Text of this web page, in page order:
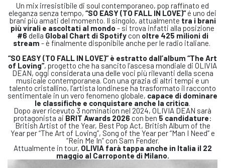
Un mix irresistibile di soul contemporaneo, pop raffinato ed
eleganza senza tempo, “SO EASY (TO FALL IN LOVE)”é uno dei
brani più amati del momento. Il singolo, attualmente tra i brani
più virali e ascoltati al mondo - si trova infatti alla posizione
#6 della Global Chart di Spotifycon oltre 425 milioni di
stream - è finalmente disponibile anche per le radio italiane.
“SO EASY (TO FALL IN LOVE)” è estratto dall’album “The Art
of Loving”, progetto che ha sancito l’ascesa mondiale di OLIVIA
DEAN, oggi considerata una delle voci più rilevanti della scena
musicale contemporanea. Con una grazia di altri tempi e un
talento cristallino, l’artista londinese ha trasformato il racconto
sentimentale in un vero fenomeno globale, capace di dominare
le classifiche e conquistare anche la critica
Dopo aver ricevuto 3 nomination nel 2024, OLIVIA DEAN sarà
protagonista ai BRIT Awards 2026 con ben 5 candidature:
British Artist of the Year, Best Pop Act, British Album of the
Year per “The Art of Loving”, Song of the Year per “Man I Need” e
“Rein Me In” con Sam Fender.
Attualmente in tour, OLIVIA farà tappa anche in Italia il 22
maggio al Carroponte di Milano.